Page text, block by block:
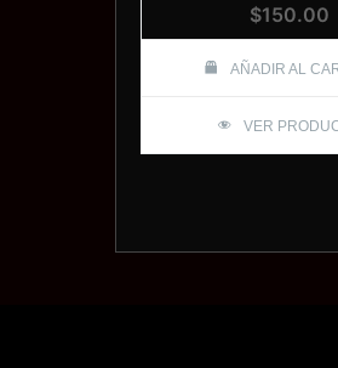
$150.00
AÑADIR AL
VER